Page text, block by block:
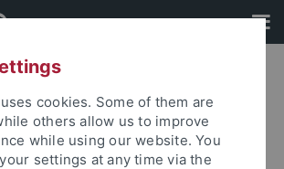
... index
cookies. Some of them are
others allow us to improve
while using our website. You
settings at any time via the